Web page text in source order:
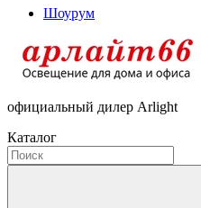
Шоурум
официальный дилер Arlight
Каталог